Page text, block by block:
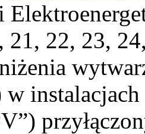
21, 22, 23,
w